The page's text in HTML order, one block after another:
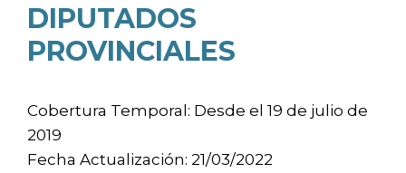
DIPUTADOS
PROVINCIALES
Cobertura Temporal: Desde el 19 de julio de
2019
Fecha Actualización: 21/03/2022